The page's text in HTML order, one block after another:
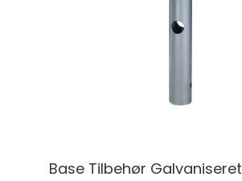
Base Tilbehør Galvaniseret